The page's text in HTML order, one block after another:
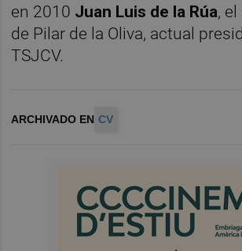
en 2010 Juan Luis de la Rúa,
de Pilar de la Oliva, actual
TSJCV.
ARCHIVADO EN CV